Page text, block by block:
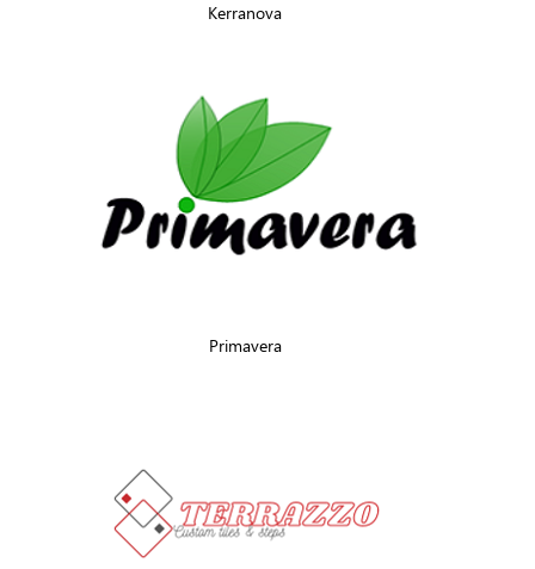
Kerranova
Primavera